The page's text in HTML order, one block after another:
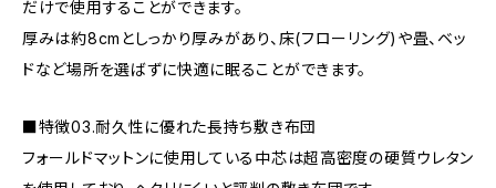
だけで使用することができます。
厚みは約8cmとしっかり厚みがあり、床(フローリング)や畳、ベッ
ドなど場所を選ばずに快適に眠ることができます。
■特徴03.耐久性に優れた長持ち敷き布団
フォールドマットンに使用している中芯は超高密度の硬質ウレタン